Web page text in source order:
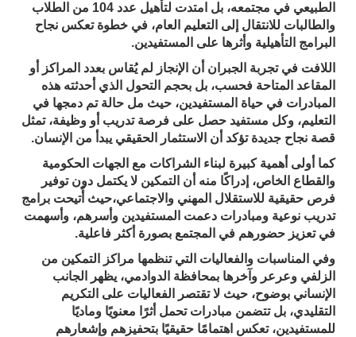
الطبيعي في مجتمعه، بل امتدت لتأهيل عدد 104 من الطلاب
والطالبات للانتقال إلى التعليم العام، في خطوة تعكس نجاح
البرامج التأهيلية وأثرها على المستفيدين.
اللافت في تجربة الجبران أن الإنجاز لم يُقاس بعدد المراكز أو
المقاعد المتاحة فحسب، بل بحجم التحول الذي أحدثته هذه
المبادرات في حياة المستفيدين، حيث مل حالة تم دمجها في
التعليم، وكل مستفيد حصل على فرصة تدريب أو وظيفة، تمثل
قصة نجاح جديدة تؤكد أن الاستثمار الحقيقي يبدأ من الإنسان.
كما أولى أهمية كبيرة لبناء الشراكات مع الجهات الحكومية
والقطاع الخاص، إدراكًا منه أن التمكين لا يكتمل دون توفير
فرص حقيقية للاستقلال المهني والاجتماعي،حيث أُتيحت برامج
تدريب نوعية ومبادرات دعمت المستفيدين وأسرهم، وأسهمت
في تعزيز حضورهم في المجتمع بصورة أكثر فاعلية.
وفي المناسبات والفعاليات التي تنظمها مراكز التمكين من
الزلفي وعرعر وآخرها بمحافظة الدوادمي، يظهر الجانب
الإنساني بوضوح، حيث لا تقتصر الفعاليات على التكريم
التقليدي، بل تتضمن مبادرات تحمل أثرًا معنويًا وماديًا
للمستفيدين، تعكس اهتمامًا حقيقيًا بتحفيزهم وإشعارهم